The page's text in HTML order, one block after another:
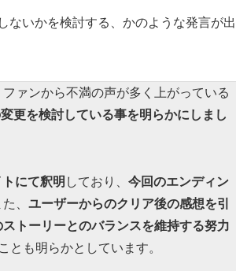
ないかを検討する、かのような発言が
ァンから不満の声が多く上がっている
更を検討している事を明らかにしまし
にて釈明 しており、 今回のエンディン
、 ユーザーからのクリア後の感想を引
トーリーとのバランスを維持する努力
ことも明らかとしています。